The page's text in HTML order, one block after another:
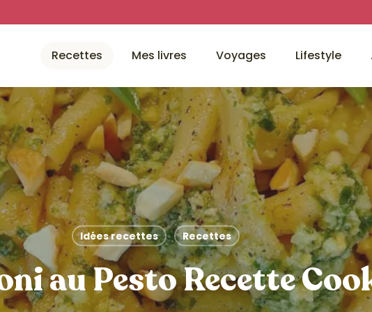
Recettes Mes livres Voyages Lifestyle
Idées recettes Recettes
au Pesto Recette